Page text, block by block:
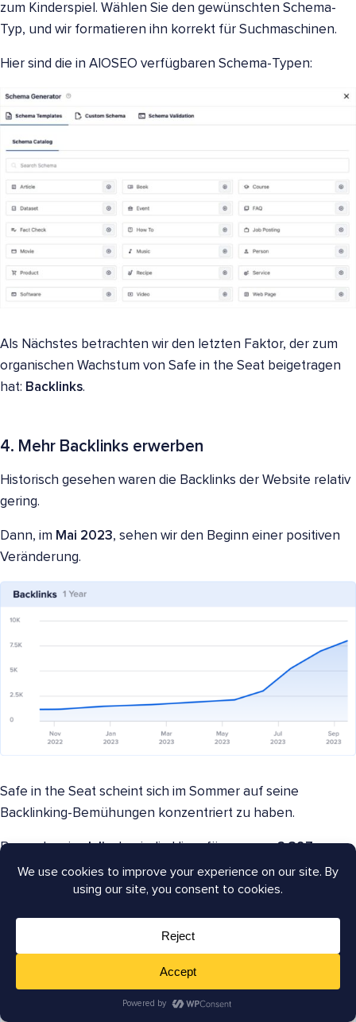
zum Kinderspiel. Wählen Sie den gewünschten Schema-
Typ, und wir formatieren ihn korrekt für Suchmaschinen.
Hier sind die in AIOSEO verfügbaren Schema-Typen:
Als Nächstes betrachten wir den letzten Faktor, der zum
organischen Wachstum von Safe in the Seat beigetragen
hat: Backlinks.
4. Mehr Backlinks erwerben
Historisch gesehen waren die Backlinks der Website relativ
gering.
Dann, im Mai 2023, sehen wir den Beginn einer positiven
Veränderung.
Safe in the Seat scheint sich im Sommer auf seine
Backlinking-Bemühungen konzentriert zu haben.
Besonders imJuli, als wir die Hinzufügung von2.397 neuen
Backlinkssahen.